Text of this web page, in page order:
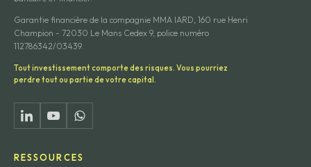
Garantie financière de la compagnie MMA IARD, 160 rue Henri
Champion - 72030 Le Mans Cedex 9, police numéro
112786342/03439.
Tout investissement comporte des risques. Vous pourriez
perdre tout ou partie de votre capital.
RESSOURCES